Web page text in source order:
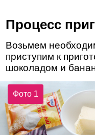
Процесс
Возьмем
приступим к
шоколадом и
Фото 1